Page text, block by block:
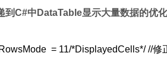
到C#中DataTable显示大量数据的优
= 11/*DisplayedCells*/ //修